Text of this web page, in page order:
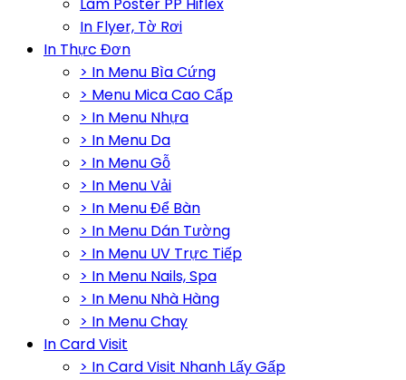
Làm Poster PP Hiflex
In Flyer, Tờ Rơi
In Thực Đơn
> In Menu Bìa Cứng
> Menu Mica Cao Cấp
> In Menu Nhựa
> In Menu Da
> In Menu Gỗ
> In Menu Vải
> In Menu Để Bàn
> In Menu Dán Tường
> In Menu UV Trực Tiếp
> In Menu Nails, Spa
> In Menu Nhà Hàng
> In Menu Chay
In Card Visit
> In Card Visit Nhanh Lấy Gấp